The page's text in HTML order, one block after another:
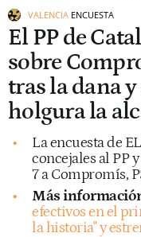
VALENCIA ENCUESTA
El PP de
sobre
tras la dana
holgura la
La encuesta de
concejales al PP
7 a Compromís,
Más
efectivos en el
la historia" y